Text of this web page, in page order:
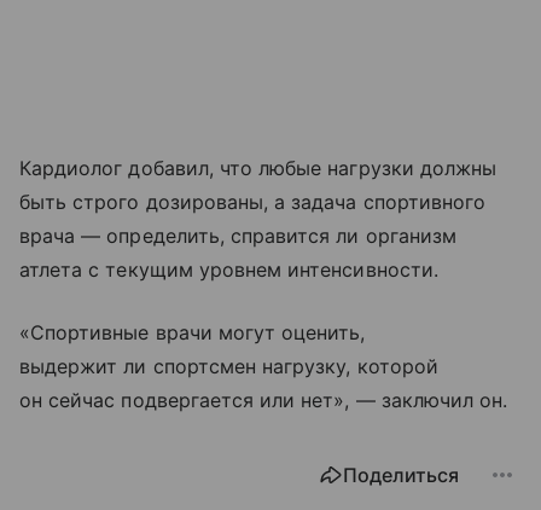
Кардиолог добавил, что любые нагрузки должны
быть строго дозированы, а задача спортивного
врача — определить, справится ли организм
атлета с текущим уровнем интенсивности.
«Спортивные врачи могут оценить,
выдержит ли спортсмен нагрузку, которой
он сейчас подвергается или нет», — заключил он.
Поделиться